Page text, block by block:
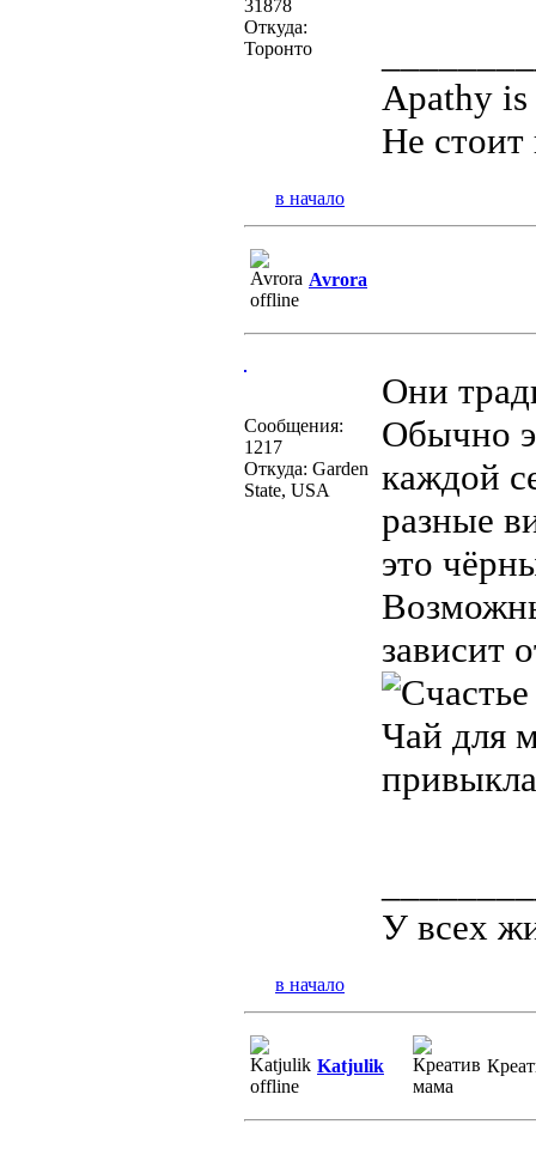
31878
Откуда:
Торонто
Apathy
Не стоит
в начало
Avrora
Сообщения:
1217
Откуда: Garden
State, USA
Они
Обычно
каждой
разные
это
зависит
Чай для
У всех
в начало
Katjulik